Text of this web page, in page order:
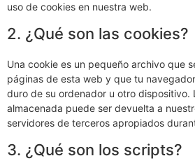
uso de cookies en nuestra web.
2. ¿Qué son las cookies?
Una cookie es un pequeño archivo que
páginas de esta web y que tu
duro de su ordenador u otro dispositivo.
almacenada puede ser devuelta a
servidores de terceros apropiados
3. ¿Qué son los scripts?